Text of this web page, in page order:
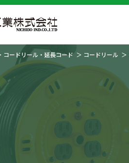
コードリール・延長コード コードリール